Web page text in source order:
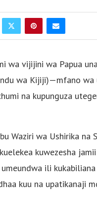
wa vijijini wa Papua
wa Kijiji)—mfano
na kupunguza
Waziri wa Ushirika na
kuwezesha
ili
kuu na upatikanaji